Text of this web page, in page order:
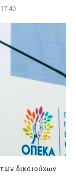
δικαιούχων